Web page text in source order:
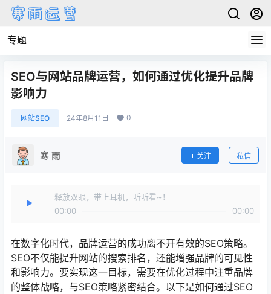
专题
SEO与网站品牌运营，如何通过优化提升品牌
影响力
网站SEO 24年8月11日 0
寒 雨 关注 私信
释放双眼，带上耳机，听听看~！
00:00
00:00
在数字化时代，品牌运营的成功离不开有效的SEO策略。
SEO不仅能提升网站的搜索排名，还能增强品牌的可见性
和影响力。要实现这一目标，需要在优化过程中注重品牌
的整体战略，与SEO策略紧密结合。以下是如何通过SEO